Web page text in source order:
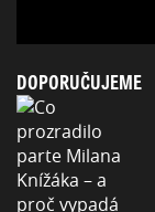
DOPORUČUJEME